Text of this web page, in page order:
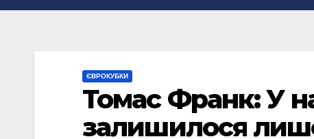
ЄВРОКУБКИ
Томас Франк: У
залишилося